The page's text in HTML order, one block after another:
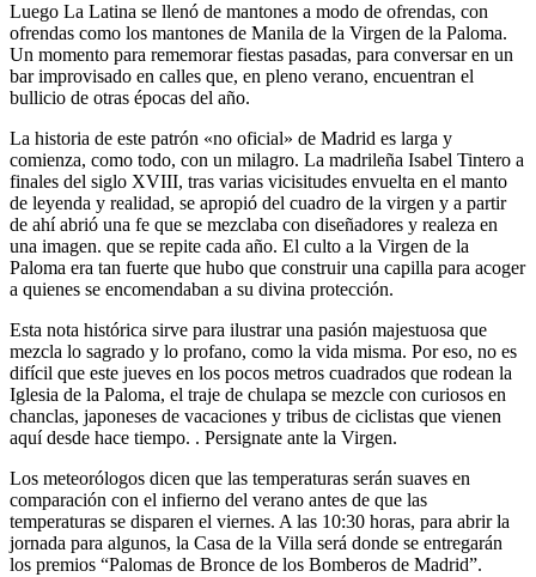
Luego La Latina se llenó de mantones a modo de ofrendas, con
ofrendas como los mantones de Manila de la Virgen de la Paloma.
Un momento para rememorar fiestas pasadas, para conversar en un
bar improvisado en calles que, en pleno verano, encuentran el
bullicio de otras épocas del año.
La historia de este patrón «no oficial» de Madrid es larga y
comienza, como todo, con un milagro. La madrileña Isabel Tintero a
finales del siglo XVIII, tras varias vicisitudes envuelta en el manto
de leyenda y realidad, se apropió del cuadro de la virgen y a partir
de ahí abrió una fe que se mezclaba con diseñadores y realeza en
una imagen. que se repite cada año. El culto a la Virgen de la
Paloma era tan fuerte que hubo que construir una capilla para acoger
a quienes se encomendaban a su divina protección.
Esta nota histórica sirve para ilustrar una pasión majestuosa que
mezcla lo sagrado y lo profano, como la vida misma. Por eso, no es
difícil que este jueves en los pocos metros cuadrados que rodean la
Iglesia de la Paloma, el traje de chulapa se mezcle con curiosos en
chanclas, japoneses de vacaciones y tribus de ciclistas que vienen
aquí desde hace tiempo. . Persignate ante la Virgen.
Los meteorólogos dicen que las temperaturas serán suaves en
comparación con el infierno del verano antes de que las
temperaturas se disparen el viernes. A las 10:30 horas, para abrir la
jornada para algunos, la Casa de la Villa será donde se entregarán
los premios “Palomas de Bronce de los Bomberos de Madrid”.